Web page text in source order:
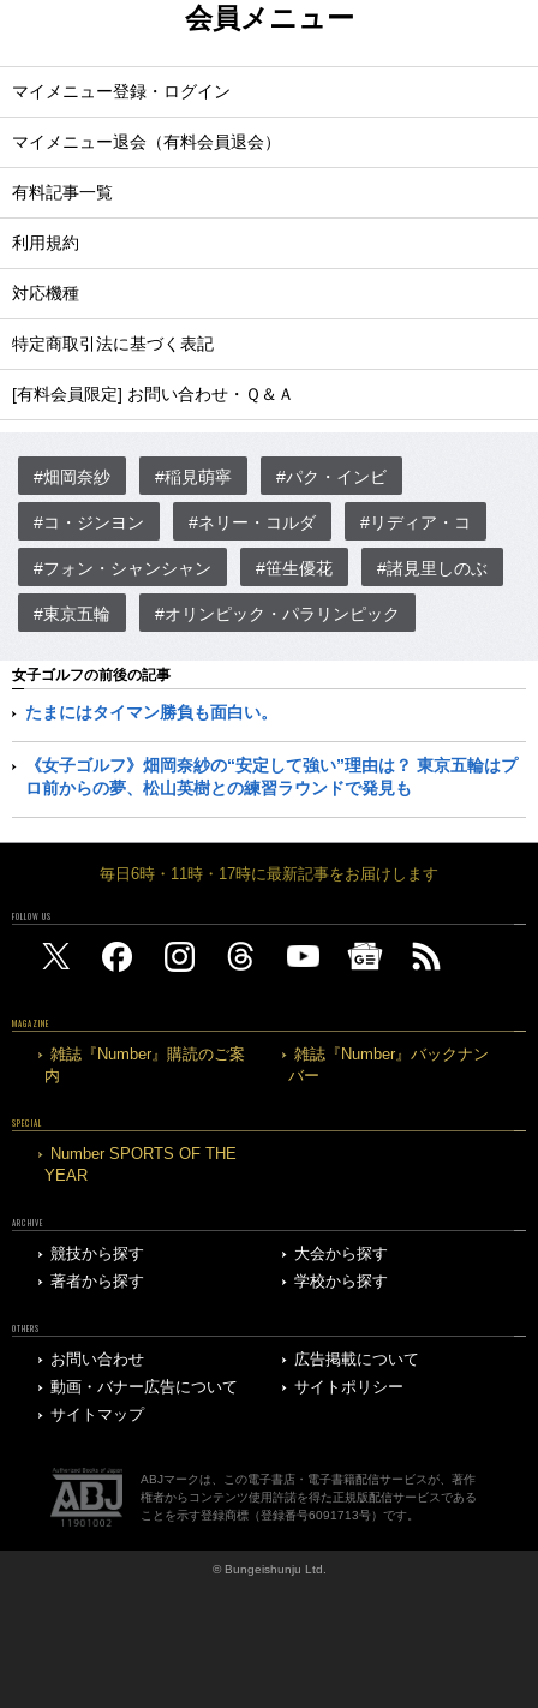
会員メニュー
マイメニュー登録・ログイン
マイメニュー退会（有料会員退会）
有料記事一覧
利用規約
対応機種
特定商取引法に基づく表記
[有料会員限定] お問い合わせ・Ｑ＆Ａ
#畑岡奈紗 #稲見萌寧 #パク・インビ
#コ・ジンヨン #ネリー・コルダ #リディア・コ
#フォン・シャンシャン #笹生優花 #諸見里しのぶ
#東京五輪 #オリンピック・パラリンピック
女子ゴルフの前後の記事
たまにはタイマン勝負も面白い。
《女子ゴルフ》畑岡奈紗の“安定して強い”理由は？ 東京五輪はプ
ロ前からの夢、松山英樹との練習ラウンドで発見も
毎日6時・11時・17時に最新記事をお届けします
FOLLOW US
MAGAZINE
雑誌『Number』購読のご案
内
雑誌『Number』バックナン
バー
SPECIAL
Number SPORTS OF THE
YEAR
ARCHIVE
競技から探す
大会から探す
著者から探す
学校から探す
OTHERS
お問い合わせ
広告掲載について
動画・バナー広告について
サイトポリシー
サイトマップ
ABJマークは、この電子書店・電子書籍配信サービスが、著作
権者からコンテンツ使用許諾を得た正規版配信サービスである
ことを示す登録商標（登録番号6091713号）です。
© Bungeishunju Ltd.